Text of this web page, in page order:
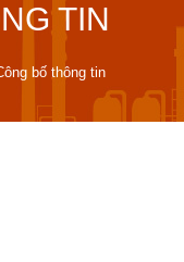
TIN
bố thông tin